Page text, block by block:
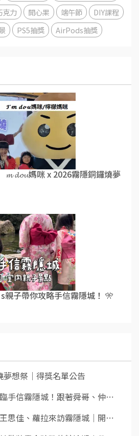
克力 開心果 端午節
DIY課程
PS5抽獎 AirPods抽獎
𝓭𝓸𝓾媽咪 x 2026霧隱銅鑼燒夢
子帶你攻略手信霧隱城！ 🎌
夢想祭｜得獎名單公告
手信霧隱城！跟著舜哥、仲⋯
思佳、蘿拉來訪霧隱城｜開⋯